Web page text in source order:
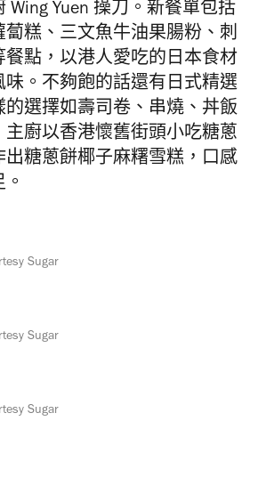
Wing Yuen 操刀。新餐單包括
蔔糕、三文魚牛油果腸粉、刺
餐點，以港人愛吃的日本食材
味。不夠飽的話還有日式精選
的選擇如壽司卷、串燒、丼飯
主廚以香港懷舊街頭小吃糖蔥
出糖蔥餅椰子麻糬雪糕，口感
Sugar
Sugar
Sugar